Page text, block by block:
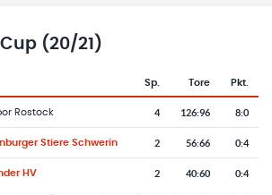
(20/21)
Spielen, Toren und Punkten
Sp. Tore Pkt.
Rostock 4 126:96 8:0
Stiere Schwerin 2 56:66 0:4
HV 2 40:60 0:4